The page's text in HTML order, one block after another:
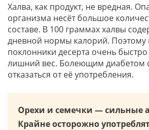
Халва, как продукт, не вредная.
организма несёт большое
составе. В 100 граммах халвы
дневной нормы калорий. Поэтому
поклонники десерта очень
лишний вес. Болеющим диабетом
отказаться от её употребления.
Орехи и семечки — сильные
Крайне осторожно